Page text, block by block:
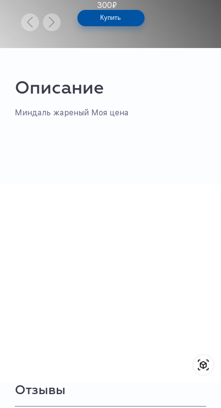
300₽
Купить
Описание
Миндаль жареный Моя цена
Отзывы